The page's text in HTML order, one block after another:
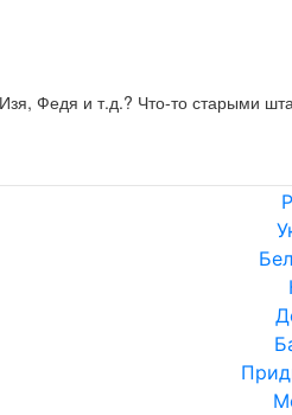
Федя и т.д.? Что-то старыми